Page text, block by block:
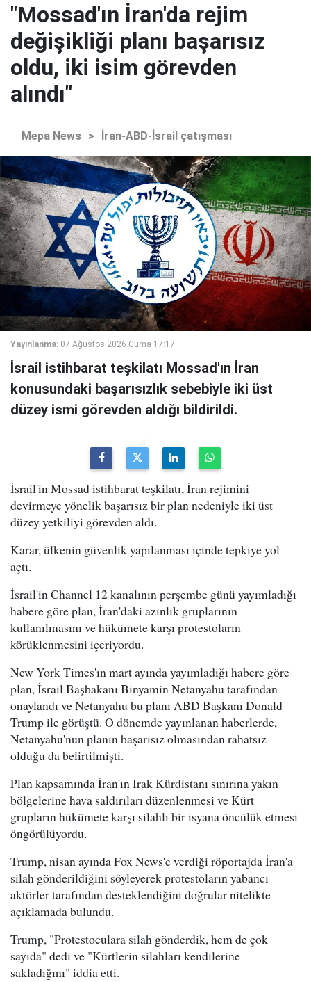
"Mossad'ın İran'da rejim
değişikliği planı başarısız
oldu, iki isim görevden
alındı"
Mepa News > İran-ABD-İsrail çatışması
Yayınlanma: 07 Ağustos 2026 Cuma 17:17
İsrail istihbarat teşkilatı Mossad'ın İran
konusundaki başarısızlık sebebiyle iki üst
düzey ismi görevden aldığı bildirildi.
İsrail'in Mossad istihbarat teşkilatı, İran rejimini
devirmeye yönelik başarısız bir plan nedeniyle iki üst
düzey yetkiliyi görevden aldı.
Karar, ülkenin güvenlik yapılanması içinde tepkiye yol
açtı.
İsrail'in Channel 12 kanalının perşembe günü yayımladığı
habere göre plan, İran'daki azınlık gruplarının
kullanılmasını ve hükümete karşı protestoların
körüklenmesini içeriyordu.
New York Times'ın mart ayında yayımladığı habere göre
plan, İsrail Başbakanı Binyamin Netanyahu tarafından
onaylandı ve Netanyahu bu planı ABD Başkanı Donald
Trump ile görüştü. O dönemde yayınlanan haberlerde,
Netanyahu'nun planın başarısız olmasından rahatsız
olduğu da belirtilmişti.
Plan kapsamında İran'ın Irak Kürdistanı sınırına yakın
bölgelerine hava saldırıları düzenlenmesi ve Kürt
grupların hükümete karşı silahlı bir isyana öncülük etmesi
öngörülüyordu.
Trump, nisan ayında Fox News'e verdiği röportajda İran'a
silah gönderildiğini söyleyerek protestoların yabancı
aktörler tarafından desteklendiğini doğrular nitelikte
açıklamada bulundu.
Trump, "Protestoculara silah gönderdik, hem de çok
sayıda" dedi ve "Kürtlerin silahları kendilerine
sakladığını" iddia etti.